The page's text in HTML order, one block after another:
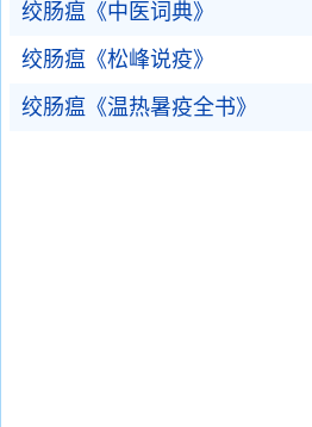
绞肠瘟《中医词典》
绞肠瘟《松峰说疫》
绞肠瘟《温热暑疫全书》